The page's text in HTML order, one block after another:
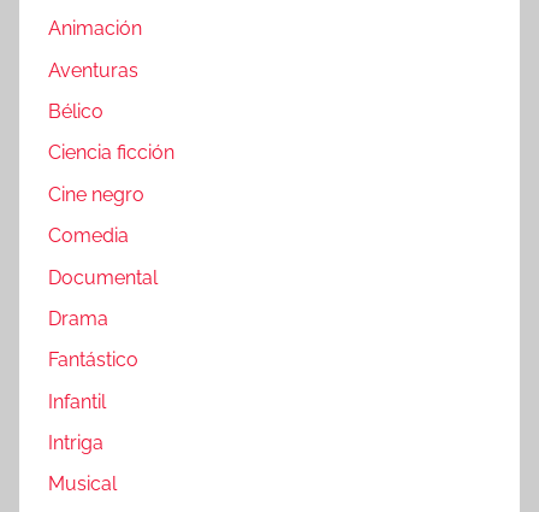
Animación
Aventuras
Bélico
Ciencia ficción
Cine negro
Comedia
Documental
Drama
Fantástico
Infantil
Intriga
Musical